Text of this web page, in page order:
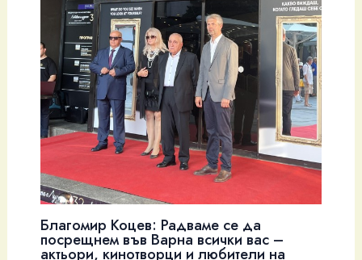
Благомир Коцев: Радваме се да
посрещнем във Варна всички вас –
актьори, кинотворци и любители на